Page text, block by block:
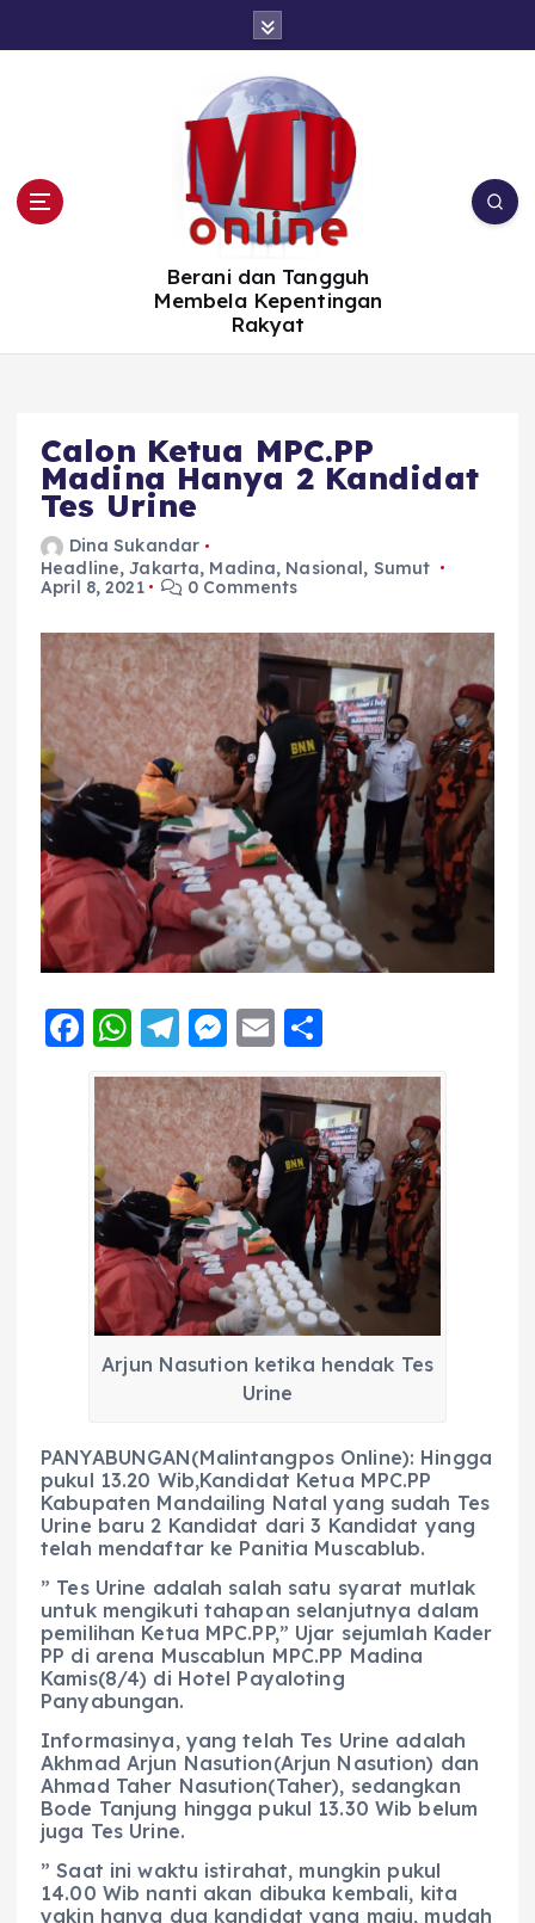
Berani dan Tangguh
Membela Kepentingan
Rakyat
Calon Ketua MPC.PP
Madina Hanya 2 Kandidat
Tes Urine
Dina Sukandar
Headline,Jakarta, Madina, Nasional, Sumut
April 8, 2021
0 Comments
F
a
c
e
b
o
o
k
W
h
a
ts
A
p
p
T
el
e
g
r
a
m
M
e
ss
e
n
g
er
E
m
ai
l
h
a
re
Arjun Nasution ketika hendak Tes
Urine
PANYABUNGAN(Malintangpos Online): Hingga
pukul 13.20 Wib,Kandidat Ketua MPC.PP
Kabupaten Mandailing Natal yang sudah Tes
Urine baru 2 Kandidat dari 3 Kandidat yang
telah mendaftar ke Panitia Muscablub.
” Tes Urine adalah salah satu syarat mutlak
untuk mengikuti tahapan selanjutnya dalam
pemilihan Ketua MPC.PP,” Ujar sejumlah Kader
PP di arena Muscablun MPC.PP Madina
Kamis(8/4) di Hotel Payaloting
Panyabungan.
Informasinya, yang telah Tes Urine adalah
Akhmad Arjun Nasution(Arjun Nasution) dan
Ahmad Taher Nasution(Taher), sedangkan
Bode Tanjung hingga pukul 13.30 Wib belum
juga Tes Urine.
” Saat ini waktu istirahat, mungkin pukul
14.00 Wib nanti akan dibuka kembali, kita
yakin hanya dua kandidat yang maju, mudah